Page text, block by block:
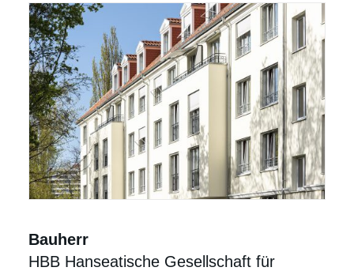
Bauherr
HBB Hanseatische Gesellschaft für